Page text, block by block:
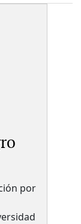
por